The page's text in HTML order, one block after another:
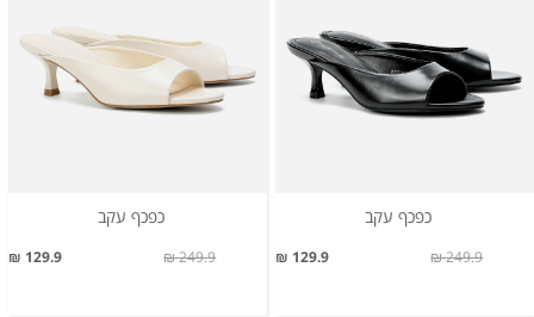
כפכף עקב
129.9 ₪ 249.9 ₪
כפכף עקב
129.9 ₪ 249.9 ₪